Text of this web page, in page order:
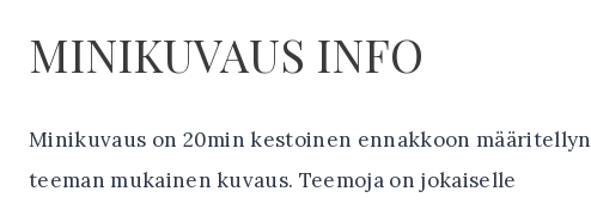
MINIKUVAUS INFO
Minikuvaus on 20min kestoinen ennakkoon määritellyn
teeman mukainen kuvaus. Teemoja on jokaiselle